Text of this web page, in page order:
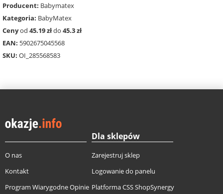
Producent: Babymatex
Kategoria: BabyMatex
Cenyod 45.19 złdo 45.3 zł
EAN: 5902675045568
SKU: OI_285568583
O nas
Kontakt
Program Wiarygodne Opinie
Dla sklepów
Zarejestruj sklep
Logowanie do panelu
Platforma CSS ShopSynergy